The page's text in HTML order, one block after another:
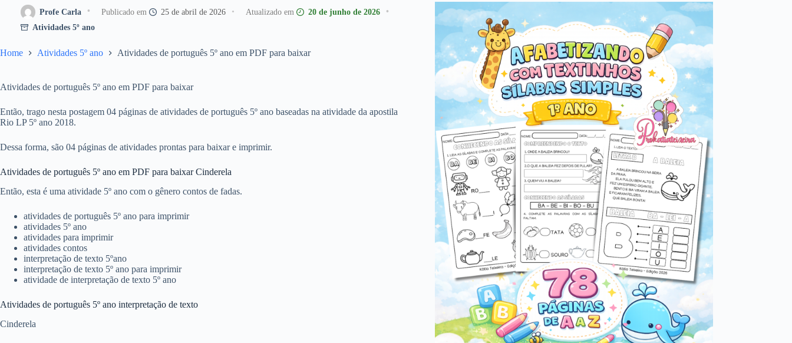
Profe Carla 25 de abril de 2026
20 de junho de 2026
Atividades 5º ano
Home Atividades 5º ano Atividades de português 5º ano em PDF para baixar
Atividades de português 5º ano em PDF para baixar
Então, trago nesta postagem 04 páginas de atividades de português 5º ano baseadas na atividade da apostila
Rio LP 5º ano 2018.
Dessa forma, são 04 páginas de atividades prontas para baixar e imprimir.
Atividades de português 5º ano em PDF para baixar Cinderela
Então, esta é uma atividade 5º ano com o gênero contos de fadas.
atividades de português 5º ano para imprimir
atividades 5º ano
atividades para imprimir
atividades contos
interpretação de texto 5ºano
interpretação de texto 5º ano para imprimir
atividade de interpretação de texto 5º ano
Atividades de português 5º ano interpretação de texto
Cinderela